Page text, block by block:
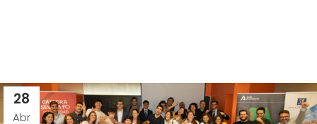
28
Abr